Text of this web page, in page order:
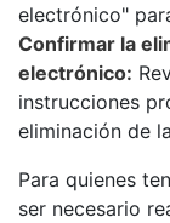
electrónico"
Confirmar la
electrónico:
instrucciones
eliminación de
Para quienes
ser necesario